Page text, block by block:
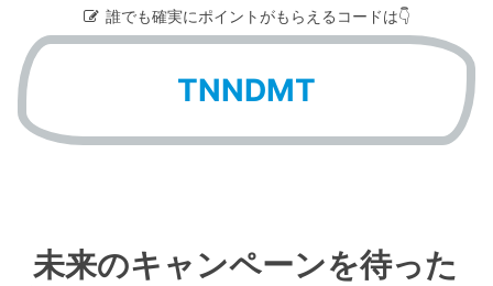
誰でも確実にポイントがもらえるコードは👇
TNNDMT
未来のキャンペーンを待った